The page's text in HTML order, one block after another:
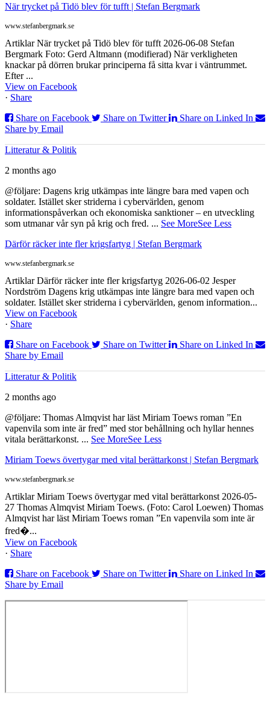
När trycket på Tidö blev för tufft | Stefan Bergmark
www.stefanbergmark.se
Artiklar När trycket på Tidö blev för tufft 2026-06-08 Stefan
Bergmark Foto: Gerd Altmann (modifierad) När verkligheten
knackar på dörren brukar principerna få sitta kvar i väntrummet.
Efter ...
View on Facebook
· Share
Share on Facebook
Share on Twitter
Share on Linked In
Share by Email
Litteratur & Politik
2 months ago
@följare: Dagens krig utkämpas inte längre bara med vapen och
soldater. Istället sker striderna i cybervärlden, genom
informationspåverkan och ekonomiska sanktioner – en utveckling
som utmanar vår syn på krig och fred. ... See MoreSee Less
Därför räcker inte fler krigsfartyg | Stefan Bergmark
www.stefanbergmark.se
Artiklar Därför räcker inte fler krigsfartyg 2026-06-02 Jesper
Nordström Dagens krig utkämpas inte längre bara med vapen och
soldater. Istället sker striderna i cybervärlden, genom information...
View on Facebook
· Share
Share on Facebook
Share on Twitter
Share on Linked In
Share by Email
Litteratur & Politik
2 months ago
@följare: Thomas Almqvist har läst Miriam Toews roman ”En
vapenvila som inte är fred” med stor behållning och hyllar hennes
vitala berättarkonst. ... See MoreSee Less
Miriam Toews övertygar med vital berättarkonst | Stefan Bergmark
www.stefanbergmark.se
Artiklar Miriam Toews övertygar med vital berättarkonst 2026-05-
27 Thomas Almqvist Miriam Toews. (Foto: Carol Loewen) Thomas
Almqvist har läst Miriam Toews roman ”En vapenvila som inte är
fred�...
View on Facebook
· Share
Share on Facebook
Share on Twitter
Share on Linked In
Share by Email